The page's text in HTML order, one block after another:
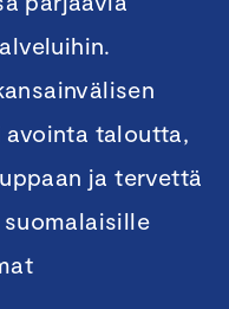
avointa taloutta,
ja tervettä